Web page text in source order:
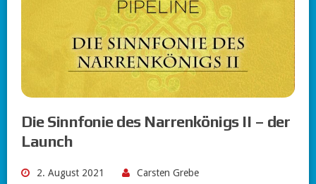
Die Sinnfonie des Narrenkönigs II – der
Launch
2. August 2021 Carsten Grebe